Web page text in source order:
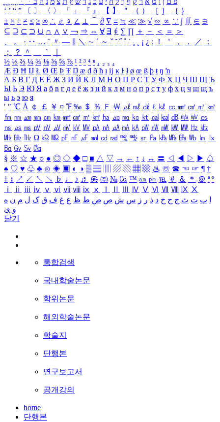
‘ ’ “ ” 〔 〕 〈 〉 「 」 『 』 【 】 ＂ （ ） ［ ］ ｛ ｝
± × ÷ ≠ ≤ ≥ ∞ ∴ ♂ ♀ ∠ ⊥ ⌒ ∂ ∇ ≡ ≒ ≪ ≫ √ ∽ ∝ ∵ ∫ ∬ ∈ ∋
⊆ ⊇ ⊂ ⊃ ∪ ∩ ∧ ∨ ￢ ⇒ ⇔ ∀ ∃ ∮ ∑ ∏ ＋ － ＜ ＝
＞
、
。 · ‥ … ¨ 〃 ― ＼ ∼ ´ ～ ˇ ˘ ˝ ˚ ˙ ¸ ¡ ¿ ː ！ ＇ ， ． ／
：
；
？ ＾ ｀
½ ⅓ ⅔ ¼ ¾ ⅛ ⅜ ⅝ ⅞ ¹ ² ³ ⁴ ⁿ ₁ ₂ ₃ ₄
Æ Ð Ħ Ĳ Ł Ø Œ Þ Ŧ Ŋ æ đ ð ħ ı ĳ ĸ ŀ ł ø œ ß þ ŧ ŋ ŉ
А Б В Г Д Е Ё Ж З И Й К Л М Н О П Р С Т У Ф Х Ц Ч Ш Щ Ъ
Ы Ь Э Ю Я а б в г д е ё ж з и й к л м н о п р с т у ф х ц ч ш щ ъ
ы ь э ю я
′ ″ ℃ Å ￠ ￡ ￥ ¤ ℉ ‰ ＄ ％ Ｆ ￦ ㎕ ㎖ ㎗ ℓ ㎘ ㏄ ㎣ ㎤ ㎥ ㎦
㎙ ㎚ ㎛ ㎜ ㎝ ㎞ ㎟ ㎠ ㎡ ㎢ ㏊ ㎍ ㎎ ㎏ ㏏ ㎈ ㎉ ㏈ ㎧ ㎨ ㎰
㎱ ㎲ ㎳ ㎴ ㎵ ㎶ ㎷ ㎸ ㎹ ㎀ ㎁ ㎂ ㎃ ㎄ ㎺ ㎻ ㎽ ㎾ ㎿ ㎐ ㎑
㎒ ㎓ ㎔ Ω ㏀ ㏁ ㎊ ㎋ ㎌ ㏖ ㏅ ㎭ ㎮ ㎯ ㏛ ㎩ ㎪ ㎫ ㎬ ㏝ ㏐
㏓
㏃ ㏉ ㏜ ㏆
§ ※ ☆ ★ ○ ● ◎ ◇ ◆ □ ■ △ ▽ → ← ↑ ↓ ↔ 〓 ◁ ◀ ▷ ▶ ♤
♠ ♡ ♥ ♧ ♣ ⊙ ◈ ▣ ◐ ◑ ▒ ▤ ▨ ▧ ▦ ▩ ♨ ☏ ☎ ☜ ☞ ¶ †
‡ ↕ ↗ ↙ ↖ ↘ ♭ ♩ ♪ ♬ ㉿ ㈜ № ㏇ ™ ㏂ ㏘ ℡ ＃ ＆ ＊ ＠ ª º
ⅰ
ⅱ ⅲ ⅳ ⅴ ⅵ ⅶ ⅷ ⅸ ⅹ Ⅳ Ⅴ Ⅵ Ⅶ Ⅷ Ⅸ Ⅹ
ب ت ث ج ح خ د ذ ر ز س ش ص ض ط ظ ع غ ف ق ک ل م ن ه
و ی
닫기
통합검색
국내학술논문
학위논문
해외학술논문
학술지
단행본
연구보고서
공개강의
home
단행본